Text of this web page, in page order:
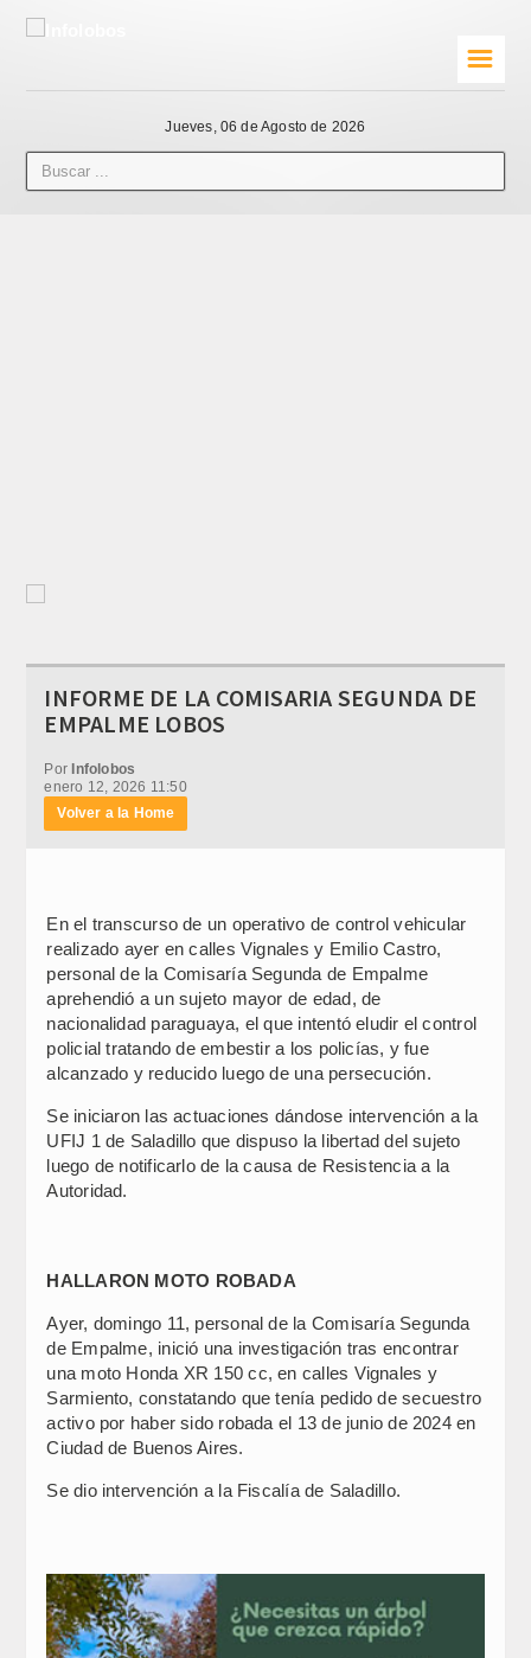
☰
Jueves, 06 de Agosto de 2026
INFORME DE LA COMISARIA SEGUNDA DE
EMPALME LOBOS
Por Infolobos
enero 12, 2026 11:50
Volver a la Home
En el transcurso de un operativo de control vehicular
realizado ayer en calles Vignales y Emilio Castro,
personal de la Comisaría Segunda de Empalme
aprehendió a un sujeto mayor de edad, de
nacionalidad paraguaya, el que intentó eludir el control
policial tratando de embestir a los policías, y fue
alcanzado y reducido luego de una persecución.
Se iniciaron las actuaciones dándose intervención a la
UFIJ 1 de Saladillo que dispuso la libertad del sujeto
luego de notificarlo de la causa de Resistencia a la
Autoridad.
HALLARON MOTO ROBADA
Ayer, domingo 11, personal de la Comisaría Segunda
de Empalme, inició una investigación tras encontrar
una moto Honda XR 150 cc, en calles Vignales y
Sarmiento, constatando que tenía pedido de secuestro
activo por haber sido robada el 13 de junio de 2024 en
Ciudad de Buenos Aires.
Se dio intervención a la Fiscalía de Saladillo.